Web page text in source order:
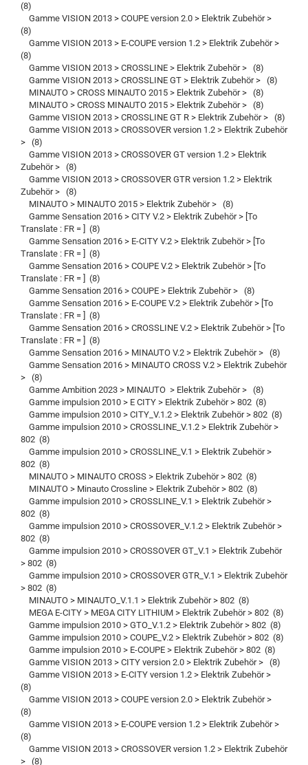
(8)
Gamme VISION 2013 > COUPE version 2.0 > Elektrik Zubehör >
(8)
Gamme VISION 2013 > E-COUPE version 1.2 > Elektrik Zubehör >
(8)
Gamme VISION 2013 > CROSSLINE > Elektrik Zubehör > (8)
Gamme VISION 2013 > CROSSLINE GT > Elektrik Zubehör > (8)
MINAUTO > CROSS MINAUTO 2015 > Elektrik Zubehör > (8)
MINAUTO > CROSS MINAUTO 2015 > Elektrik Zubehör > (8)
Gamme VISION 2013 > CROSSLINE GT R > Elektrik Zubehör > (8)
Gamme VISION 2013 > CROSSOVER version 1.2 > Elektrik Zubehör
> (8)
Gamme VISION 2013 > CROSSOVER GT version 1.2 > Elektrik
Zubehör > (8)
Gamme VISION 2013 > CROSSOVER GTR version 1.2 > Elektrik
Zubehör > (8)
MINAUTO > MINAUTO 2015 > Elektrik Zubehör > (8)
Gamme Sensation 2016 > CITY V.2 > Elektrik Zubehör > [To
Translate : FR = ] (8)
Gamme Sensation 2016 > E-CITY V.2 > Elektrik Zubehör > [To
Translate : FR = ] (8)
Gamme Sensation 2016 > COUPE V.2 > Elektrik Zubehör > [To
Translate : FR = ] (8)
Gamme Sensation 2016 > COUPE > Elektrik Zubehör > (8)
Gamme Sensation 2016 > E-COUPE V.2 > Elektrik Zubehör > [To
Translate : FR = ] (8)
Gamme Sensation 2016 > CROSSLINE V.2 > Elektrik Zubehör > [To
Translate : FR = ] (8)
Gamme Sensation 2016 > MINAUTO V.2 > Elektrik Zubehör > (8)
Gamme Sensation 2016 > MINAUTO CROSS V.2 > Elektrik Zubehör
> (8)
Gamme Ambition 2023 > MINAUTO > Elektrik Zubehör > (8)
Gamme impulsion 2010 > E CITY > Elektrik Zubehör > 802 (8)
Gamme impulsion 2010 > CITY_V.1.2 > Elektrik Zubehör > 802 (8)
Gamme impulsion 2010 > CROSSLINE_V.1.2 > Elektrik Zubehör >
802 (8)
Gamme impulsion 2010 > CROSSLINE_V.1 > Elektrik Zubehör >
802 (8)
MINAUTO > MINAUTO CROSS > Elektrik Zubehör > 802 (8)
MINAUTO > Minauto Crossline > Elektrik Zubehör > 802 (8)
Gamme impulsion 2010 > CROSSLINE_V.1 > Elektrik Zubehör >
802 (8)
Gamme impulsion 2010 > CROSSOVER_V.1.2 > Elektrik Zubehör >
802 (8)
Gamme impulsion 2010 > CROSSOVER GT_V.1 > Elektrik Zubehör
> 802 (8)
Gamme impulsion 2010 > CROSSOVER GTR_V.1 > Elektrik Zubehör
> 802 (8)
MINAUTO > MINAUTO_V.1.1 > Elektrik Zubehör > 802 (8)
MEGA E-CITY > MEGA CITY LITHIUM > Elektrik Zubehör > 802 (8)
Gamme impulsion 2010 > GTO_V.1.2 > Elektrik Zubehör > 802 (8)
Gamme impulsion 2010 > COUPE_V.2 > Elektrik Zubehör > 802 (8)
Gamme impulsion 2010 > E-COUPE > Elektrik Zubehör > 802 (8)
Gamme VISION 2013 > CITY version 2.0 > Elektrik Zubehör > (8)
Gamme VISION 2013 > E-CITY version 1.2 > Elektrik Zubehör >
(8)
Gamme VISION 2013 > COUPE version 2.0 > Elektrik Zubehör >
(8)
Gamme VISION 2013 > E-COUPE version 1.2 > Elektrik Zubehör >
(8)
Gamme VISION 2013 > CROSSOVER version 1.2 > Elektrik Zubehör
> (8)